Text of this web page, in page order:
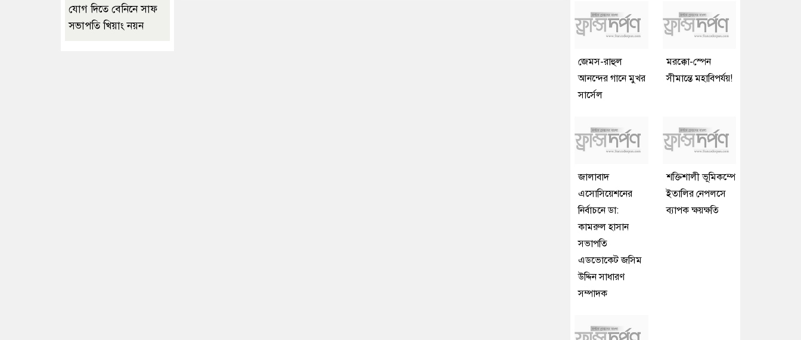
যোগ দিতে বেনিনে সাফ
সভাপতি খিয়াং নয়ন
জেমস-রাহুল
আনন্দের গানে মুখর
সার্সেল
মরক্কো-স্পেন
সীমান্তে মহাবিপর্যয়!
জালাবাদ
এসোসিয়েশনের
নির্বাচনে ডা:
কামরুল হাসান
সভাপতি
এডভোকেট জসিম
উদ্দিন সাধারণ
সম্পাদক
শক্তিশালী ভূমিকম্পে
ইতালির নেপলসে
ব্যাপক ক্ষয়ক্ষতি